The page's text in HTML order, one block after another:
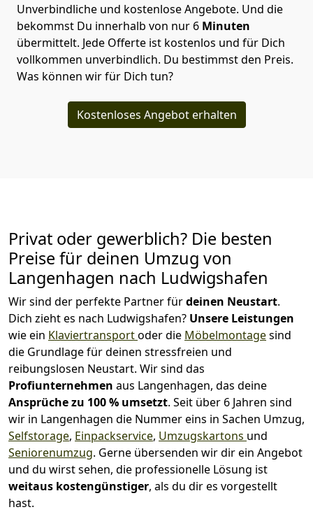
Unverbindliche und kostenlose Angebote. Und die
bekommst Du innerhalb von nur 6 Minuten
übermittelt. Jede Offerte ist kostenlos und für Dich
vollkommen unverbindlich. Du bestimmst den Preis.
Was können wir für Dich tun?
Kostenloses Angebot erhalten
Privat oder gewerblich? Die besten
Preise für deinen Umzug von
Langenhagen nach Ludwigshafen
Wir sind der perfekte Partner fürdeinen Neustart.
Dich zieht es nach Ludwigshafen? Unsere Leistungen
wie ein Klaviertransportoder die Möbelmontagesind
die Grundlage für deinen stressfreien und
reibungslosen Neustart. Wir sind das
Profiunternehmen aus Langenhagen, das deine
Ansprüche zu 100 % umsetzt. Seit über 6 Jahren sind
wir in Langenhagen die Nummer eins in Sachen Umzug,
Selfstorage, Einpackservice, Umzugskartons und
Seniorenumzug. Gerne übersenden wir dir ein Angebot
und du wirst sehen, die professionelle Lösung ist
weitaus kostengünstiger, als du dir es vorgestellt
hast.